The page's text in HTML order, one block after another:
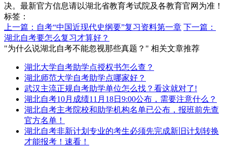
决。最新官方信息请以湖北省教育考试院及各教育官网为准！
标签：
上一篇：自考“中国近现代史纲要”复习资料第一章 下一篇：
湖北自考要怎么复习才算好？
"为什么说湖北自考不能忽视那些真题？" 相关文章推荐
湖北大学自考助学点授权书怎么查？
湖北师范大学自考助学点哪家好？
武汉主流正规自考助学单位怎么找？看这就对了!
湖北自考10月成绩11月18日9:00公布，需要注意什么？
湖北自考主考院校和助学机构名单已公布，报班前先查
官方名单！
湖北自考非新计划专业的考生必须先完成新旧计划转换
才能报考！速看！